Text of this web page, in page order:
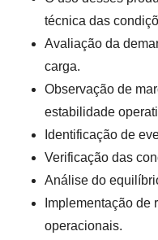
técnica das
Avaliação da
carga.
Observação de
estabilidade
Identificação de
Verificação das
Análise do
Implementação de
operacionais.